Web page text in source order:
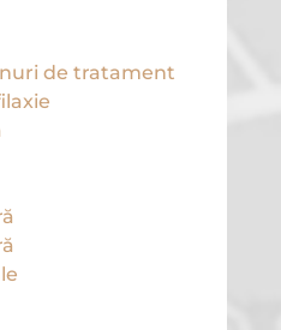
de tratament